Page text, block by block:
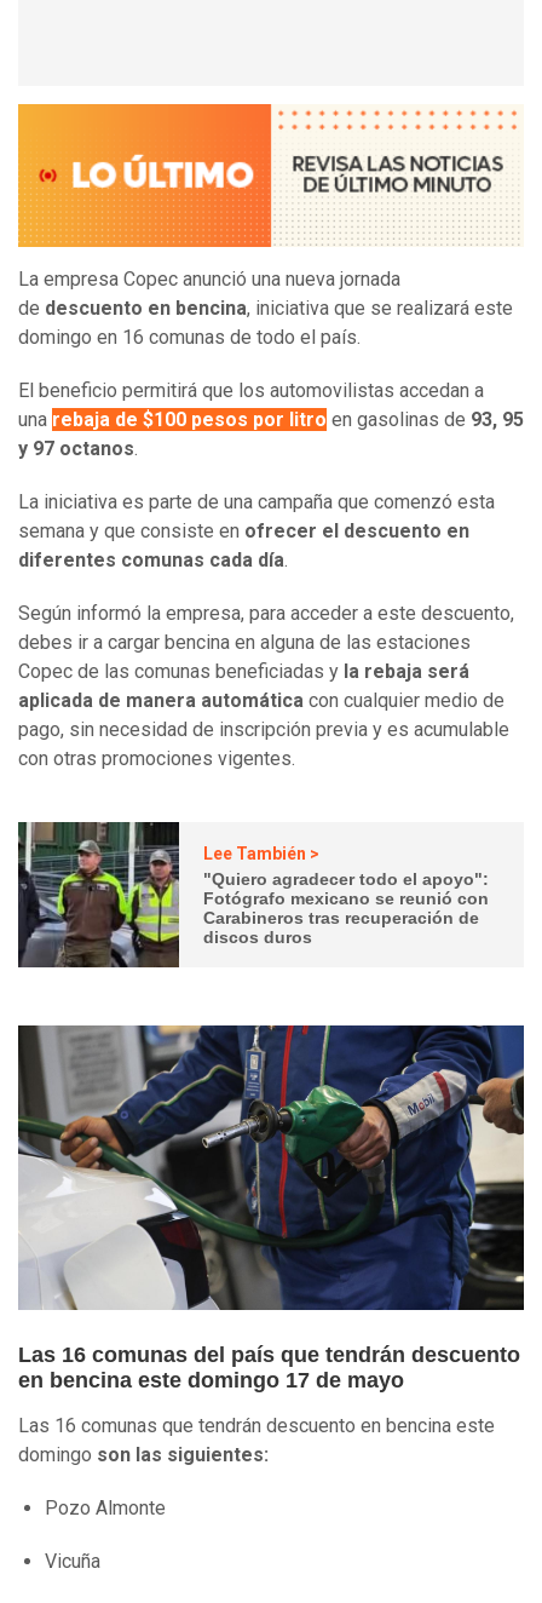
La empresa Copec anunció una nueva jornada
de descuento en bencina, iniciativa que se realizará este
domingo en 16 comunas de todo el país.
El beneficio permitirá que los automovilistas accedan a
una rebaja de $100 pesos por litro en gasolinas de 93, 95
y 97 octanos.
La iniciativa es parte de una campaña que comenzó esta
semana y que consiste en ofrecer el descuento en
diferentes comunas cada día.
Según informó la empresa, para acceder a este descuento,
debes ir a cargar bencina en alguna de las estaciones
Copec de las comunas beneficiadas y la rebaja será
aplicada de manera automática con cualquier medio de
pago, sin necesidad de inscripción previa y es acumulable
con otras promociones vigentes.
Lee También >
"Quiero agradecer todo el apoyo":
Fotógrafo mexicano se reunió con
Carabineros tras recuperación de
discos duros
Las 16 comunas del país que tendrán descuento
en bencina este domingo 17 de mayo
Las 16 comunas que tendrán descuento en bencina este
domingo son las siguientes:
Pozo Almonte
Vicuña